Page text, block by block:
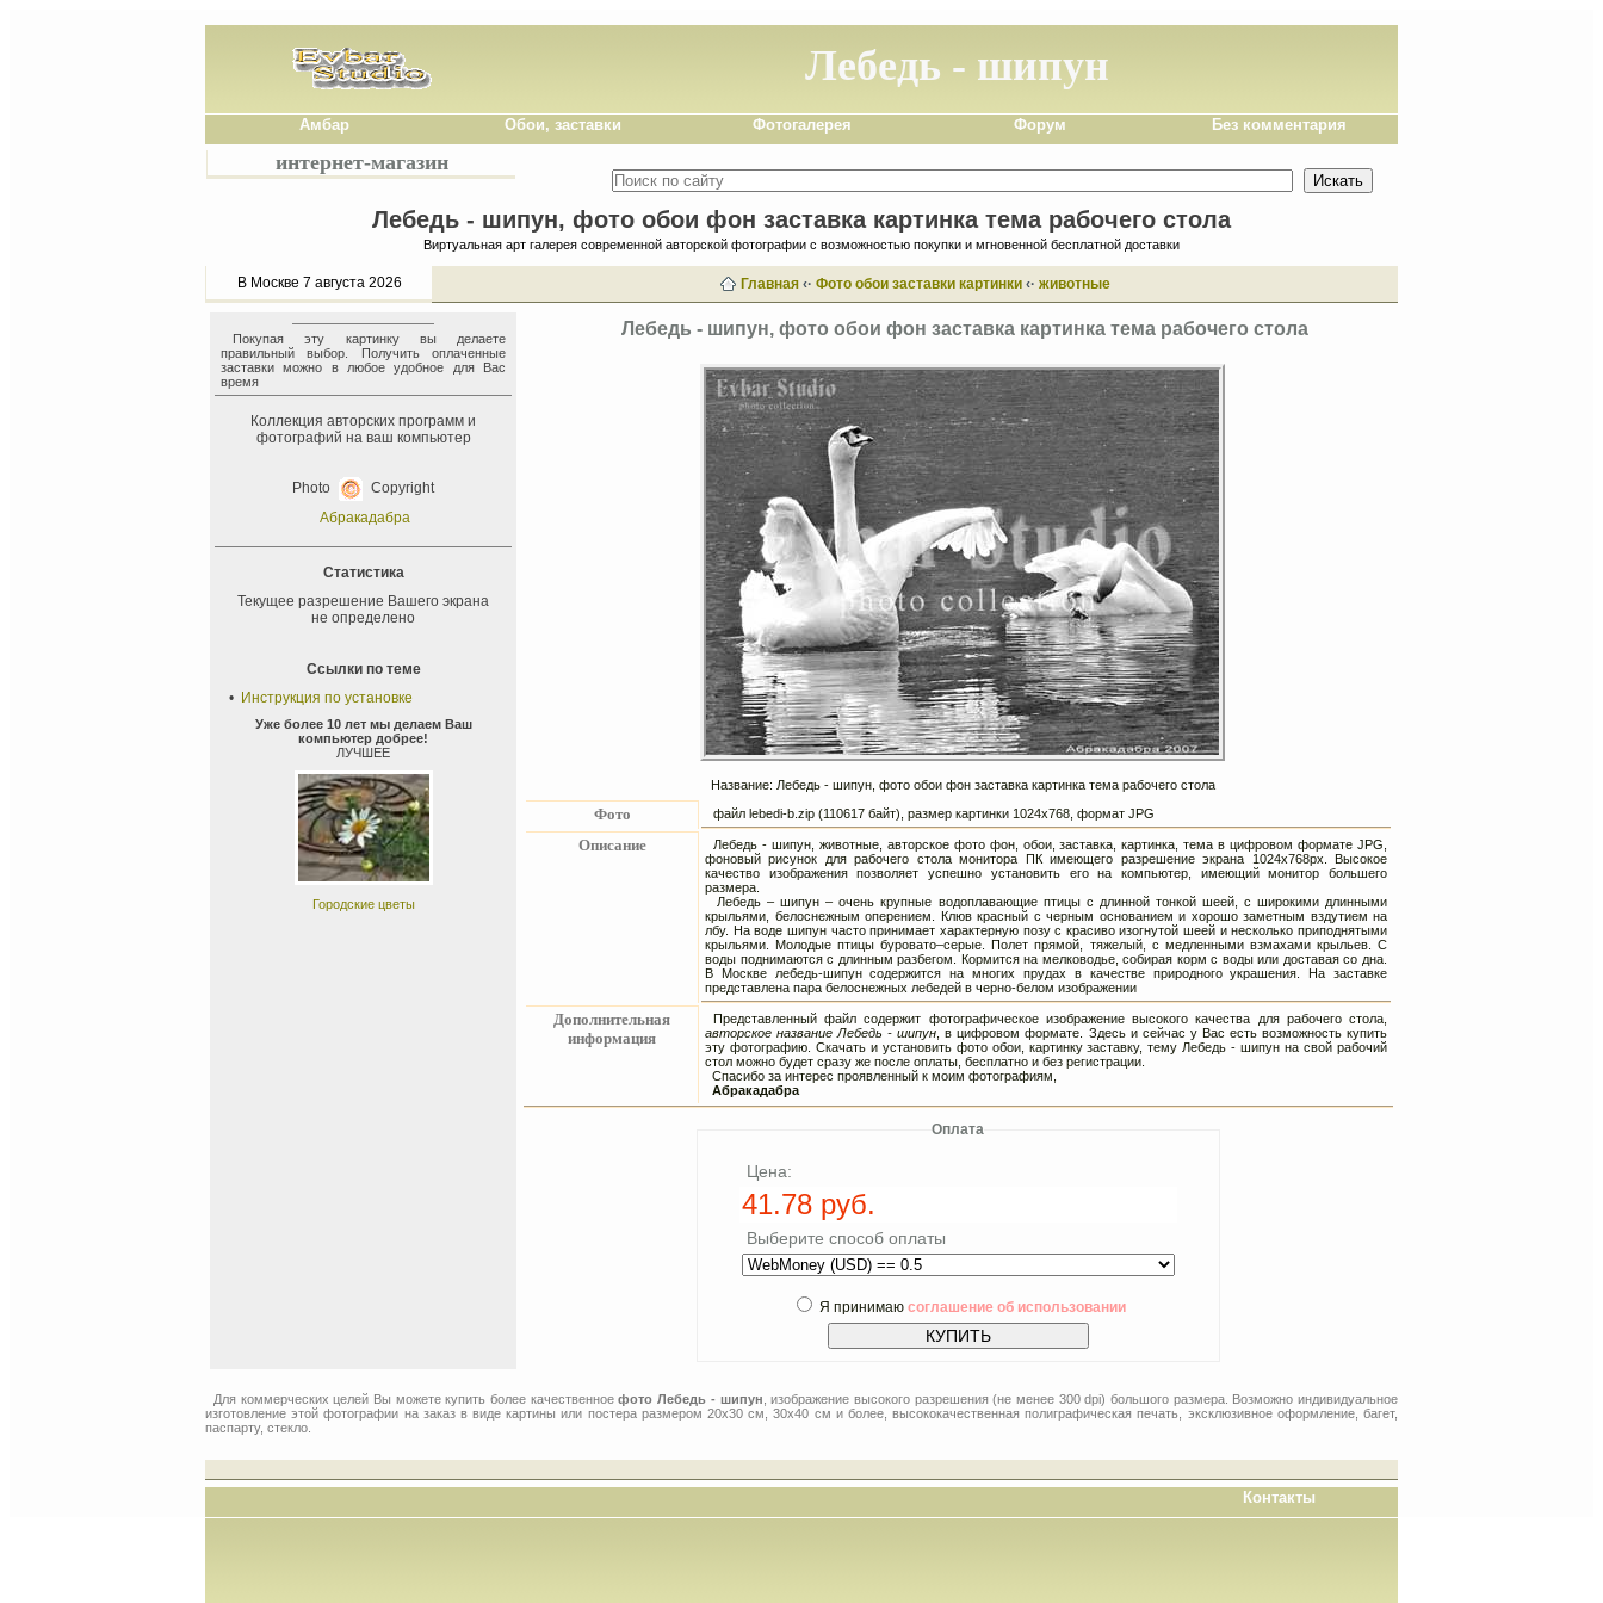
Лебедь - шипун
Амбар Обои, заставки Фотогалерея Форум Без комментария
интернет-магазин
Лебедь - шипун, фото обои фон заставка картинка тема рабочего стола
Виртуальная арт галерея современной авторской фотографии с возможностью покупки и мгновенной бесплатной доставки
В Москве 7 августа 2026 Главная ‹· Фото обои заставки картинки ‹· животные
Покупая эту картинку вы делаете
правильный выбор. Получить оплаченные
заставки можно в любое удобное для Вас
время
Коллекция авторских программ и
фотографий на ваш компьютер
Photo
Copyright
Абракадабра
Статистика
Текущее разрешение Вашего экрана
не определено
Ссылки по теме
• Инструкция по установке
Уже более 10 лет мы делаем Ваш
компьютер добрее!
ЛУЧШЕЕ
Городские цветы
Лебедь - шипун, фото обои фон заставка картинка тема рабочего стола
Название: Лебедь - шипун, фото обои фон заставка картинка тема рабочего стола
Фото файл lebedi-b.zip (110617 байт), размер картинки 1024х768, формат JPG
Описание
Лебедь - шипун, животные, авторское фото фон, обои, заставка, картинка, тема в цифровом формате JPG,
фоновый рисунок для рабочего стола монитора ПК имеющего разрешение экрана 1024х768px. Высокое
качество изображения позволяет успешно установить его на компьютер, имеющий монитор большего
размера.
Лебедь – шипун – очень крупные водоплавающие птицы с длинной тонкой шеей, с широкими длинными
крыльями, белоснежным оперением. Клюв красный с черным основанием и хорошо заметным вздутием на
лбу. На воде шипун часто принимает характерную позу с красиво изогнутой шеей и несколько приподнятыми
крыльями. Молодые птицы буровато–серые. Полет прямой, тяжелый, с медленными взмахами крыльев. С
воды поднимаются с длинным разбегом. Кормится на мелководье, собирая корм с воды или доставая со дна.
В Москве лебедь-шипун содержится на многих прудах в качестве природного украшения. На заставке
представлена пара белоснежных лебедей в черно-белом изображении
Дополнительная
информация
Представленный файл содержит фотографическое изображение высокого качества для рабочего стола,
авторское название Лебедь - шипун , в цифровом формате. Здесь и сейчас у Вас есть возможность купить
эту фотографию. Скачать и установить фото обои, картинку заставку, тему Лебедь - шипун на свой рабочий
стол можно будет сразу же после оплаты, бесплатно и без регистрации.
Спасибо за интерес проявленный к моим фотографиям,
Абракадабра
Оплата
Цена:
Выберите способ оплаты
Я принимаю соглашение об использовании
Для коммерческих целей Вы можете купить более качественноефото Лебедь - шипун , изображение высокого разрешения (не менее 300 dpi) большого размера. Возможно индивидуальное
изготовление этой фотографии на заказ в виде картины или постера размером 20x30 см, 30x40 см и более, высококачественная полиграфическая печать, эксклюзивное оформление, багет,
паспарту, стекло.
Контакты